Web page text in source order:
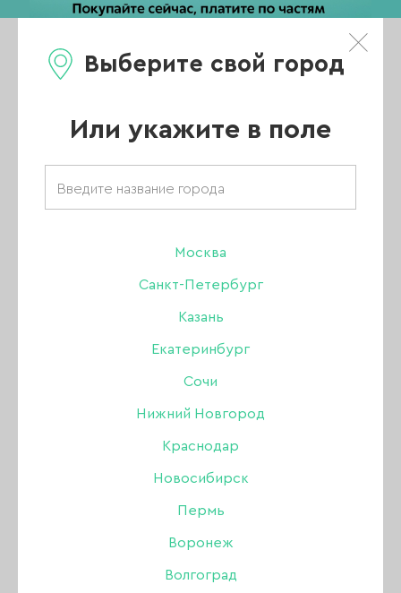
Выберите свой город
Или укажите в поле
Москва
Санкт-Петербург
Казань
Екатеринбург
Сочи
Нижний Новгород
Краснодар
Новосибирск
Пермь
Воронеж
Волгоград
Каталог
Товары бренда
«Manita»
УХОД ЗА КОЖЕЙ РУК И ТЕЛА
СРЕДСТВА ДЛЯ ПЕДИКЮРА
ДЕЗИНФЕКЦИЯ И СТЕРИЛИЗАЦИЯ